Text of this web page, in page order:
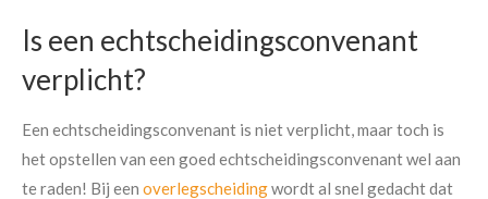
Is een echtscheidingsconvenant
verplicht?
Een echtscheidingsconvenant is niet verplicht, maar toch is
het opstellen van een goed echtscheidingsconvenant wel aan
te raden! Bij een overlegscheidingwordt al snel gedacht dat